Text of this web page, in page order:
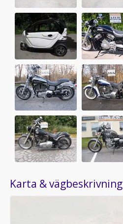
Karta & vägbeskrivning